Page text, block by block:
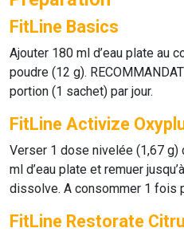
FitLine Basics
Ajouter 180 ml d’eau plate au
poudre (12 g).
portion (1 sachet) par jour.
FitLine Activize
Verser 1 dose nivelée (1,67 g)
ml d’eau plate et remuer
dissolve. A consommer 1 fois
FitLine Restorate